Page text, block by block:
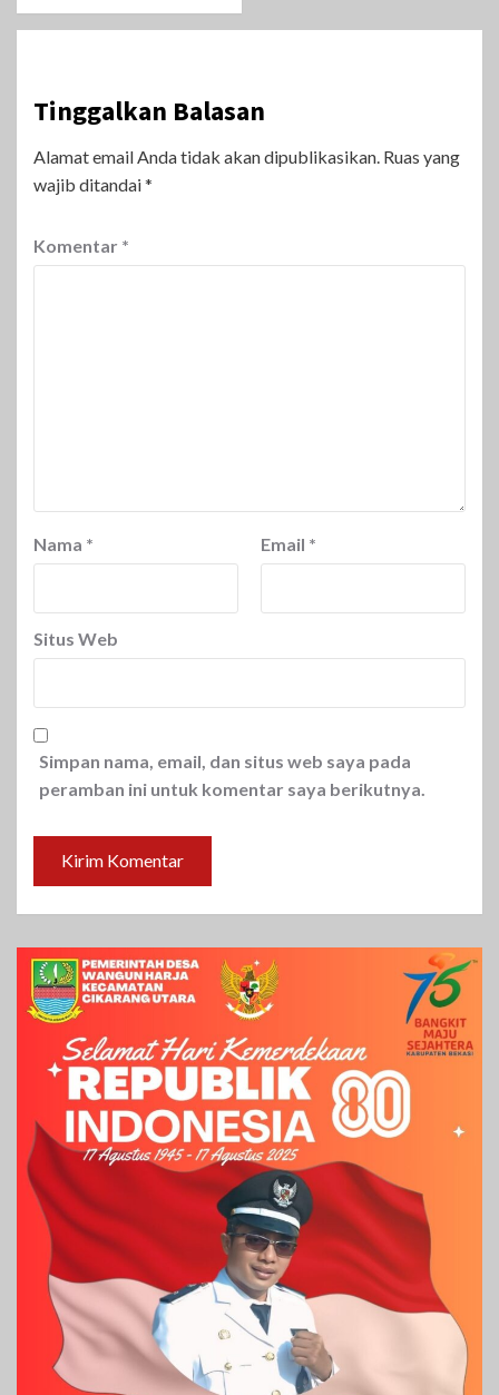
Tinggalkan Balasan
Alamat email Anda tidak akan dipublikasikan. Ruas yang
wajib ditandai*
Komentar *
Nama * Email *
Situs Web
Simpan nama, email, dan situs web saya pada
peramban ini untuk komentar saya berikutnya.